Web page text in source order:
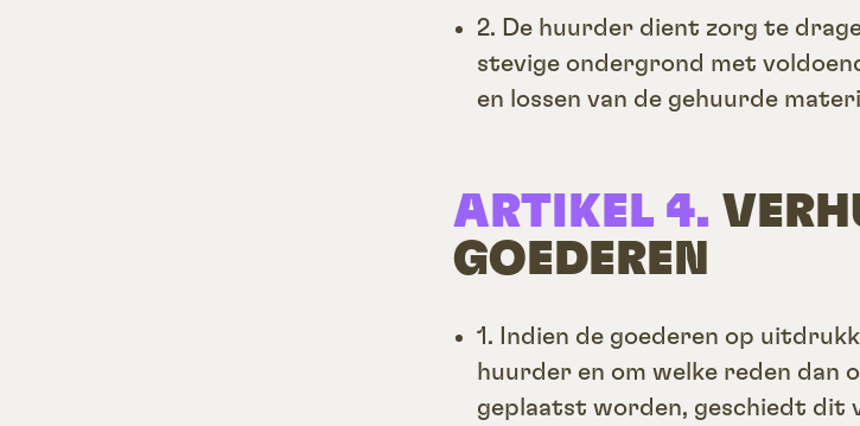
2. De huurder dient zorg te
stevige ondergrond met
en lossen van de gehuurde
ARTIKEL 4.
GOEDEREN
1. Indien de goederen op
huurder en om welke reden dan
geplaatst worden, geschiedt dit